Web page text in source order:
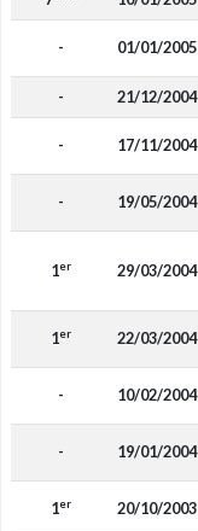
- 01/01/2005
- 21/12/2004
- 17/11/2004
- 19/05/2004
1er 29/03/2004
1er 22/03/2004
- 10/02/2004
- 19/01/2004
1er 20/10/2003